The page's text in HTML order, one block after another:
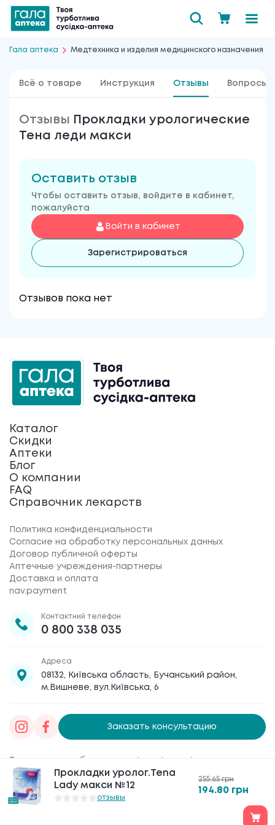
Гала аптека Медтехника и изделия медицинского назначения
Всё о товаре Инструкция Отзывы Вопросы
Отзывы Прокладки урологические
Тена леди макси
Оставить отзыв
Чтобы оставить отзыв, войдите в кабинет,
пожалуйста
Войти в кабинет
Зарегистрироваться
Отзывов пока нет
Прокладки уролог.Tena
Lady макси №12
отзывы
255.65грн
194.80 грн
Прокладки уролог.Tena
Lady макси №12
отзывы
255.65грн
194.80 грн
Каталог
Скидки
Аптеки
Блог
О компании
FAQ
Справочник лекарств
Политика конфиденциальности
Согласие на обработку персональных данных
Договор публичной оферты
Аптечные учреждения-партнеры
Доставка и оплата
nav.payment
Контактний телефон
0 800 338 035
Адреса
08132, Київська область, Бучанський район,
м.Вишневе, вул.Київська, 6
Заказать консультацию
Товариство з обмеженою відповідальністю
«Галафарм», код ЄДРПОУ 30886474 © 2020-2026